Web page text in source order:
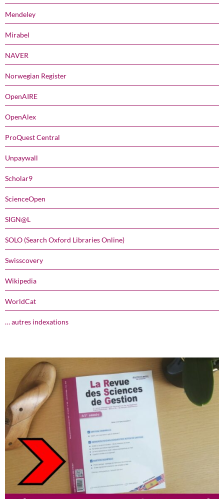
Mendeley
Mirabel
NAVER
Norwegian Register
OpenAIRE
OpenAlex
ProQuest Central
Unpaywall
Scholar9
ScienceOpen
SIGN@L
SOLO (Search Oxford Libraries Online)
Swisscovery
Wikipedia
WorldCat
… autres indexations